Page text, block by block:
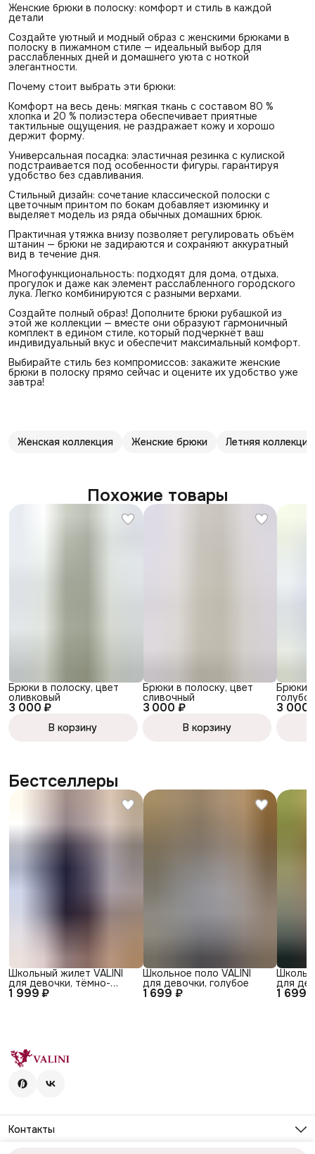
Женские брюки в полоску: комфорт и стиль в каждой
детали
Создайте уютный и модный образ с женскими брюками в
полоску в пижамном стиле — идеальный выбор для
расслабленных дней и домашнего уюта с ноткой
элегантности.
Почему стоит выбрать эти брюки:
Комфорт на весь день: мягкая ткань с составом 80 %
хлопка и 20 % полиэстера обеспечивает приятные
тактильные ощущения, не раздражает кожу и хорошо
держит форму.
Универсальная посадка: эластичная резинка с кулиской
подстраивается под особенности фигуры, гарантируя
удобство без сдавливания.
Стильный дизайн: сочетание классической полоски с
цветочным принтом по бокам добавляет изюминку и
выделяет модель из ряда обычных домашних брюк.
Практичная утяжка внизу позволяет регулировать объём
штанин — брюки не задираются и сохраняют аккуратный
вид в течение дня.
Многофункциональность: подходят для дома, отдыха,
прогулок и даже как элемент расслабленного городского
лука. Легко комбинируются с разными верхами.
Создайте полный образ! Дополните брюки рубашкой из
этой же коллекции — вместе они образуют гармоничный
комплект в едином стиле, который подчеркнёт ваш
индивидуальный вкус и обеспечит максимальный комфорт.
Выбирайте стиль без компромиссов: закажите женские
брюки в полоску прямо сейчас и оцените их удобство уже
завтра!
Женская коллекция Женские брюки Летняя коллекция
Похожие товары
3 000 ₽
Брюки в полоску, цвет
оливковый
В корзину
3 000 ₽
Брюки в полоску, цвет
сливочный
В корзину
3 000
Брюки
голубой
Бестселлеры
1 999 ₽
Школьный жилет VALINI
для девочки, тёмно-
синий 1 699 ₽
Школьное поло VALINI
для девочки, голубое
1 699
для
Контакты